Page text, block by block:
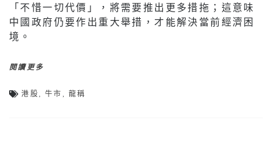
「不惜一切代價」，將需要推出更多措拖；這意味
中國政府仍要作出重大舉措，才能解決當前經濟困
境。
閱讀更多
港股 ,牛市 龍稱